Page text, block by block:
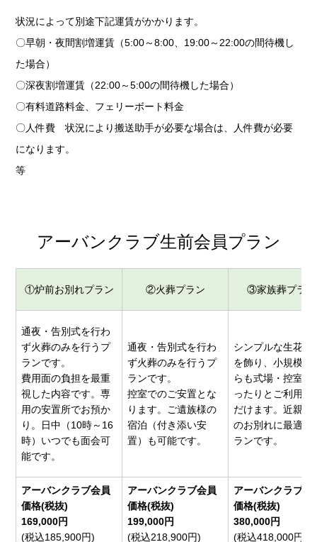
状況によって別途下記運賃がかかります。
〇早朝・夜間割増運賃（5:00～8:00、19:00～22:00の間待機し
た場合）
〇深夜割増運賃（22:00～5:00の間待機した場合）
〇有料道路料金、フェリーボート料金
〇人件費 状況により搬送助手が必要な場合は、人件費が必要
になります。
等
アーバンクラブ生前会員プラン
①炉前お別れプラン ②火葬プラン ③家族葬プラン
通夜・告別式を行わ
ず火葬のみを行うプ
ランです。
費用面の負担を最重
視した内容です。専
用の安置所でお預か
り。日中（10時～16
時）いつでも面会可
能です。
通夜・告別式を行わ
ず火葬のみを行うプ
ランです。
控室でのご安置とな
ります。ご遺族様の
宿泊（付き添い安
置）も可能です。
シンプルな生花祭
を飾り、小規模な
らも式場・控室を
ったりとご利用い
だけます。近親者
のお別れに最適な
ランです。
アーバンクラブ会員
価格(税抜)
169,000円
(税込185,900円)
アーバンクラブ会員
価格(税抜)
199,000円
(税込218,900円)
アーバンクラブ会
価格(税抜)
380,000円
(税込418,000円)